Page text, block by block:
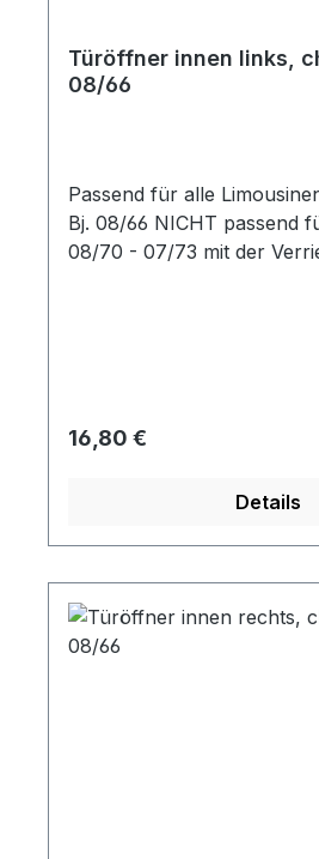
Türöffner innen links,
08/66
Passend für alle
Bj. 08/66 NICHT passend für Cabrio Bj. Bj.
08/70 - 07/73 mit der
Regulärer Preis:
16,80 €
Details